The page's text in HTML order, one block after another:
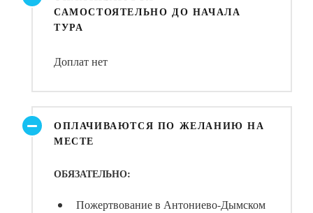
САМОСТОЯТЕЛЬНО ДО НАЧАЛА
ТУРА
Доплат нет
ОПЛАЧИВАЮТСЯ ПО ЖЕЛАНИЮ НА
МЕСТЕ
ОБЯЗАТЕЛЬНО:
Пожертвование в Антониево-Дымском